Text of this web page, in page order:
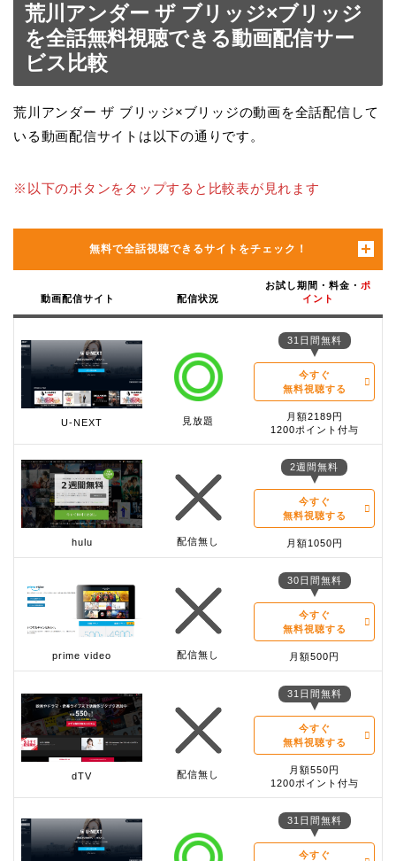
荒川アンダー ザ ブリッジ×ブリッジ
を全話無料視聴できる動画配信サー
ビス比較
荒川アンダー ザ ブリッジ×ブリッジの動画を全話配信して
いる動画配信サイトは以下の通りです。
※以下のボタンをタップすると比較表が見れます
無料で全話視聴できるサイトをチェック！
動画配信サイト 配信状況
お試し期間・料金・ ポ
イント
U-NEXT 見放題
31日間無料
今すぐ
無料視聴する
月額2189円
1200ポイント付与
hulu 配信無し
2週間無料
今すぐ
無料視聴する
月額1050円
prime video 配信無し
30日間無料
今すぐ
無料視聴する
月額500円
dTV 配信無し
31日間無料
今すぐ
無料視聴する
月額550円
1200ポイント付与
31日間無料
今すぐ